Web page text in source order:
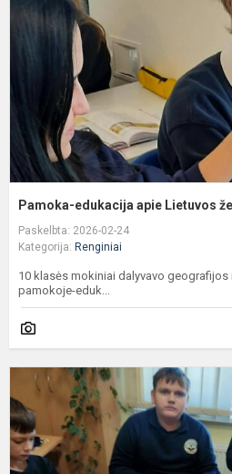
Pamoka-edukacija apie Lietuvos
Paskelbta: 2026-02-24
Kategorija: Renginiai
10 klasės mokiniai dalyvavo
pamokoje-eduk...